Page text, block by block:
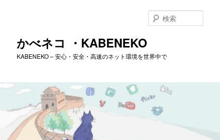
へ
かべネコ ・KABENEKO
KABENEKO – 安心・安全・高速のネット環境を世界中で
索